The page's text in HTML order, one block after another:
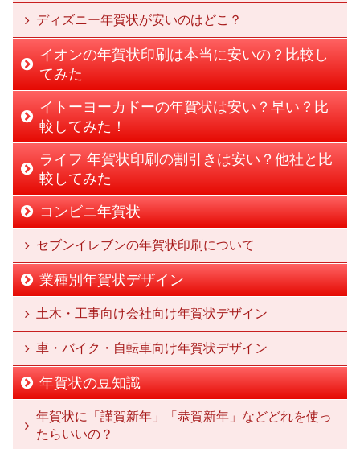
ディズニー年賀状が安いのはどこ？
イオンの年賀状印刷は本当に安いの？比較し
てみた
イトーヨーカドーの年賀状は安い？早い？比
較してみた！
ライフ 年賀状印刷の割引きは安い？他社と比
較してみた
コンビニ年賀状
セブンイレブンの年賀状印刷について
業種別年賀状デザイン
土木・工事向け会社向け年賀状デザイン
車・バイク・自転車向け年賀状デザイン
年賀状の豆知識
年賀状に「謹賀新年」「恭賀新年」などどれを使っ
たらいいの？